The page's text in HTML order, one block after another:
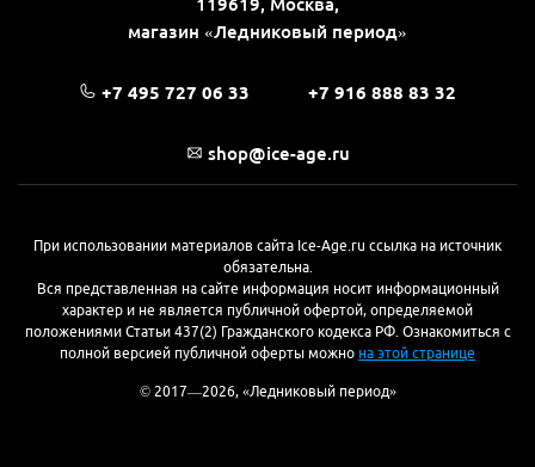
119619, Москва,
магазин «Ледниковый период»
+7 495 727 06 33 +7 916 888 83 32
shop@ice-age.ru
При использовании материалов сайта Ice-Age.ru ссылка на источник
обязательна.
Вся представленная на сайте информация носит информационный
характер и не является публичной офертой, определяемой
положениями Статьи 437(2) Гражданского кодекса РФ. Ознакомиться с
полной версией публичной оферты можно на этой странице
© 2017—2026, «Ледниковый период»